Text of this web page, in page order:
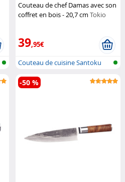
Couteau de chef Damas avec son
coffret en bois - 20,7 cmTokio
39,95€
Couteau de cuisine Santoku
-50 %